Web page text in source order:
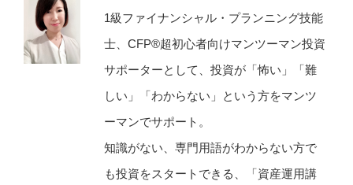
1級ファイナンシャル・プランニング技能
士、CFP®超初心者向けマンツーマン投資
サポーターとして、投資が「怖い」「難
しい」「わからない」という方をマンツ
ーマンでサポート。
知識がない、専門用語がわからない方で
も投資をスタートできる、「資産運用講